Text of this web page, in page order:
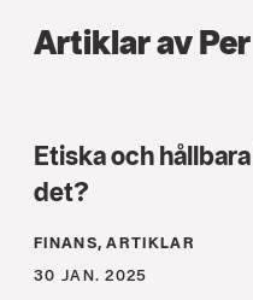
Artiklar av Per
Etiska och
det?
FINANS, ARTIKLAR
30 JAN. 2025